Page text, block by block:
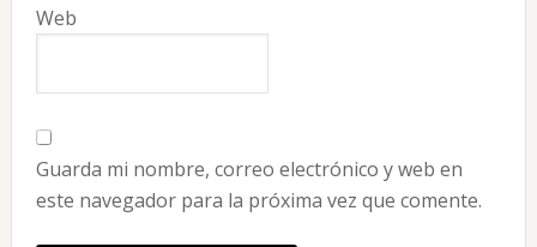
Web
Guarda mi nombre, correo electrónico y web en
este navegador para la próxima vez que comente.